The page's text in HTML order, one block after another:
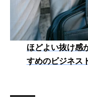
ほどよい抜け感
すめのビジネス